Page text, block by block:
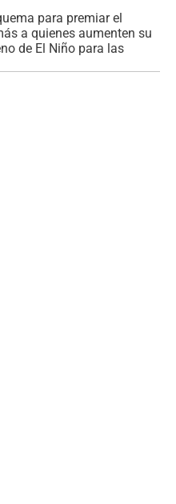
para premiar el
a quienes aumenten su
de El Niño para las